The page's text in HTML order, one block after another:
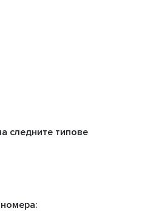
следните типове